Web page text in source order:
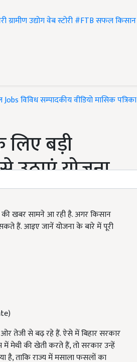
ग्रामीण उद्योगवेब स्टोरी#FTBसफल किसान
Jobsविविधसम्पादकीयवीडियोमासिक पत्रिका
बड़ी
उठाएं योजना
खबर सामने आ रही है. अगर किसान
हैं. आइए जानें योजना के बारे में पूरी
तेजी से बढ़ रहे हैं. ऐसे में बिहार सरकार
मेथी की खेती करते हैं, तो सरकार उन्हें
है, ताकि राज्य में मसाला फसलों का